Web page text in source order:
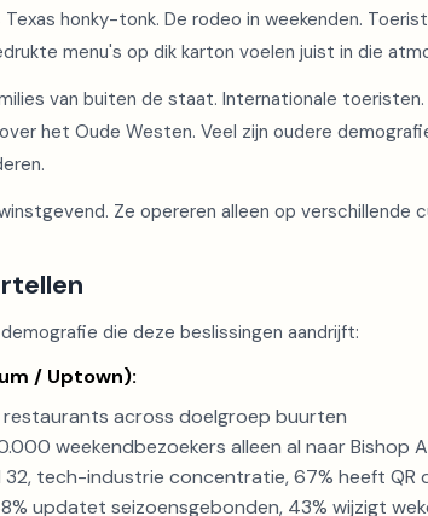
Texas honky-tonk. De rodeo in weekenden.
menu's op dik karton voelen juist in die
van buiten de staat. Internationale
het Oude Westen. Veel zijn oudere
Ze opereren alleen op verschillende
die deze beslissingen aandrijft:
/ Uptown):
restaurants across doelgroep buurten
weekendbezoekers alleen al naar Bishop
32, tech-industrie concentratie, 67% heeft QR
updatet seizoensgebonden, 43% wijzigt